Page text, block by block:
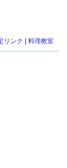
リンク | 料理教室